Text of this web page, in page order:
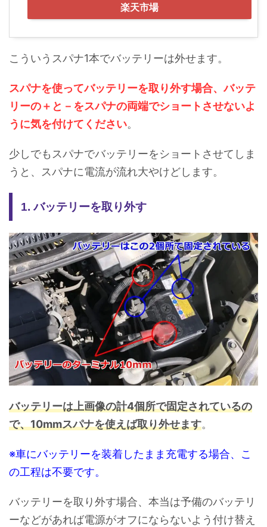
楽天市場
こういうスパナ1本でバッテリーは外せます。
スパナを使ってバッテリーを取り外す場合、バッテ
リーの＋と－をスパナの両端でショートさせないよ
うに気を付けてください。
少しでもスパナでバッテリーをショートさせてしま
うと、スパナに電流が流れ大やけどします。
1. バッテリーを取り外す
バッテリーは上画像の計4個所で固定されているの
で、10mmスパナを使えば取り外せます。
※車にバッテリーを装着したまま充電する場合、こ
の工程は不要です。
バッテリーを取り外す場合、本当は予備のバッテリ
ーなどがあれば電源がオフにならないよう付け替え